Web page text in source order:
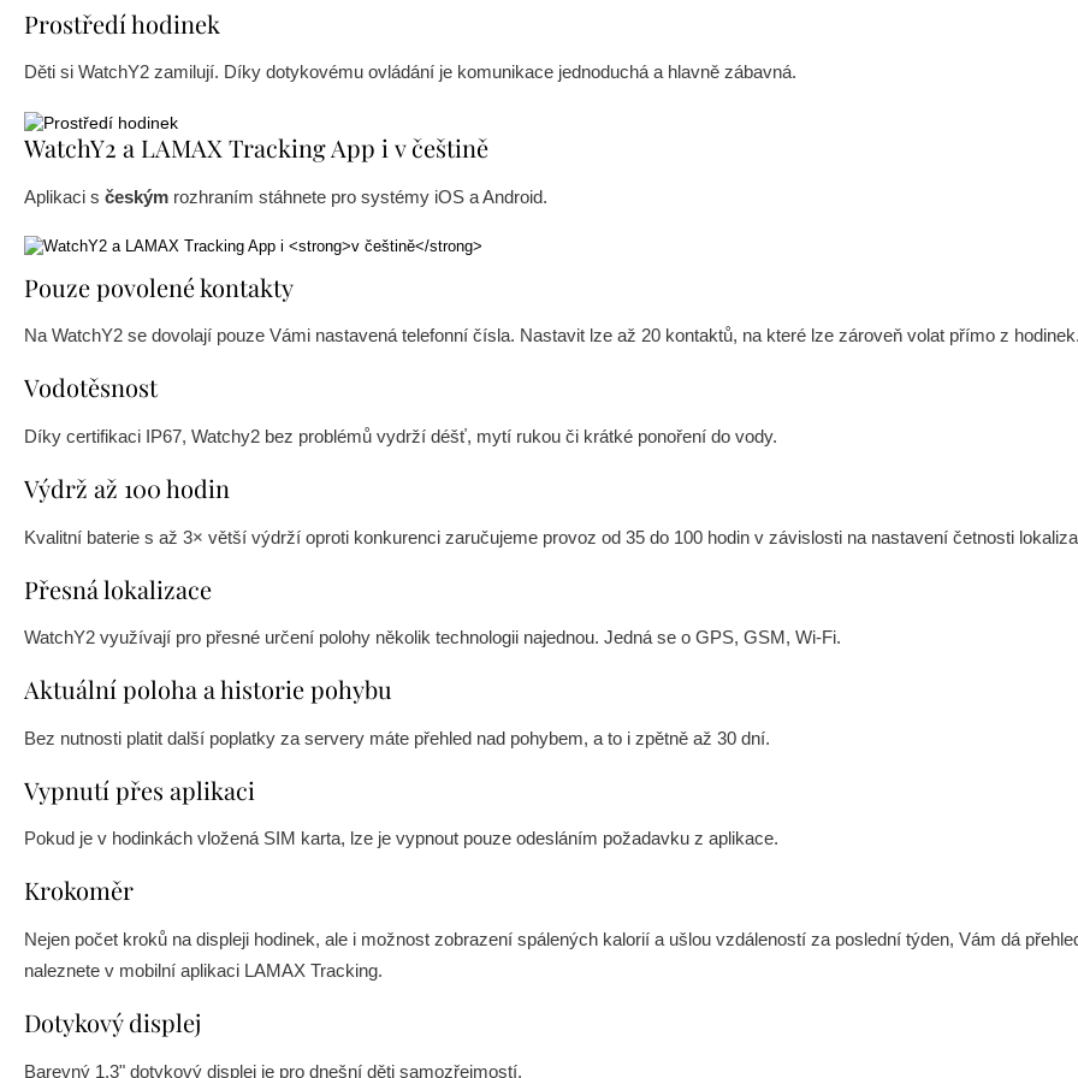
Prostředí hodinek
Děti si WatchY2 zamilují. Díky dotykovému ovládání je komunikace jednoduchá a hlavně zábavná.
WatchY2 a LAMAX Tracking App i v češtině
Aplikaci s českým rozhraním stáhnete pro systémy iOS a Android.
Pouze povolené kontakty
Na WatchY2 se dovolají pouze Vámi nastavená telefonní čísla. Nastavit lze až 20 kontaktů, na které lze zároveň volat přímo z hodinek.
Vodotěsnost
Díky certifikaci IP67, Watchy2 bez problémů vydrží déšť, mytí rukou či krátké ponoření do vody.
Výdrž až 100 hodin
Kvalitní baterie s až 3× větší výdrží oproti konkurenci zaručujeme provoz od 35 do 100 hodin v závislosti na nastavení četnosti
Přesná lokalizace
WatchY2 využívají pro přesné určení polohy několik technologii najednou. Jedná se o GPS, GSM, Wi-Fi.
Aktuální poloha a historie pohybu
Bez nutnosti platit další poplatky za servery máte přehled nad pohybem, a to i zpětně až 30 dní.
Vypnutí přes aplikaci
Pokud je v hodinkách vložená SIM karta, lze je vypnout pouze odesláním požadavku z aplikace.
Krokoměr
Nejen počet kroků na displeji hodinek, ale i možnost zobrazení spálených kalorií a ušlou vzdáleností za poslední týden, Vám dá
naleznete v mobilní aplikaci LAMAX Tracking.
Dotykový displej
Barevný 1,3" dotykový displej je pro dnešní děti samozřejmostí.